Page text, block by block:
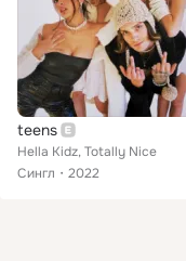
teens
Hella Kidz, Totally Nice
Сингл
2022